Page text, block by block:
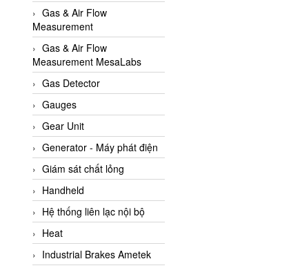
Argal
AS ENERGI
ASCO CO2
Asker
AT2E
ATC Pneumatic
ATEX System
ATI - IA
ATI (Analytical Technology
Inc)
Atos
Atrax
Auma
Gas & Air Flow
Measurement
Gas & Air Flow
Measurement MesaLabs
Gas Detector
Gauges
Gear Unit
Generator - Máy phát điện
Giám sát chất lỏng
Handheld
Hệ thống liên lạc nội bộ
Heat
Industrial Brakes Ametek